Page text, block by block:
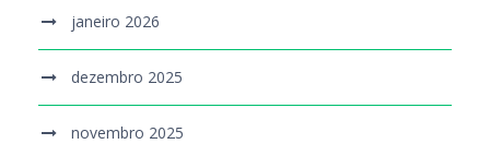
janeiro 2026
dezembro 2025
novembro 2025